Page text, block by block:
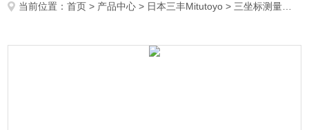
当前位置：首页 > 产品中心 > 日本三丰Mitutoyo > 三坐标测量机